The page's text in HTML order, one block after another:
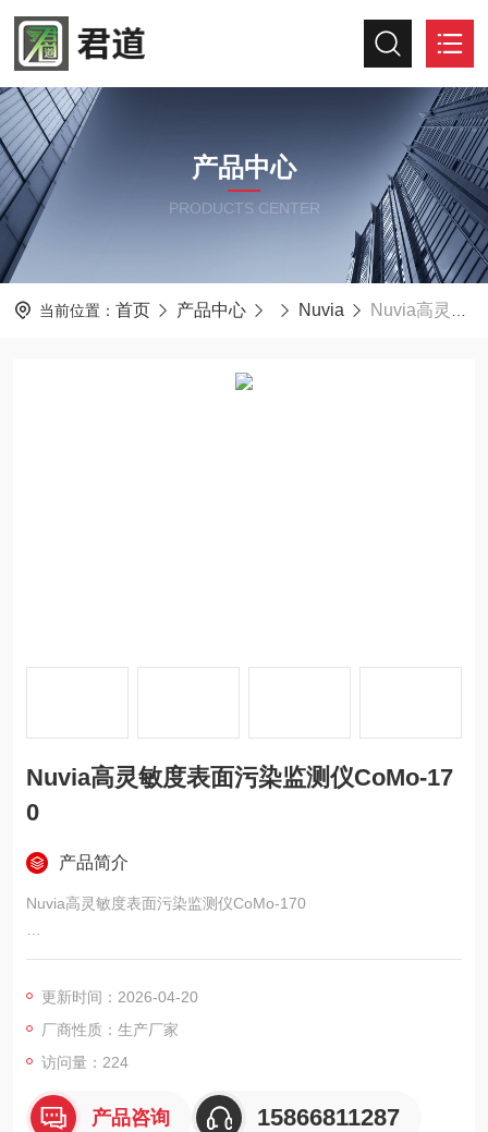
产品中心
PRODUCTS CENTER
当前位置： 首页 产品中心 Nuvia Nuvia高灵敏度表面污染监测仪CoMo-170
Nuvia高灵敏度表面污染监测仪CoMo-17
0
产品简介
Nuvia高灵敏度表面污染监测仪CoMo-170
该设备专用于放射性表面污染的快速检测，适用于核设施、环保
术，无需流气辅助即可同时识别α与β/γ射线。整机设计注重现场
操作性，支持单手持握与按键控制，液晶屏可根据环境光线自动
调节亮度。设备具备声光报警及震动选配功能，并可外接多种探
更新时间：2026-04-20
厂商性质：生产厂家
访问量：224
产品咨询 15866811287